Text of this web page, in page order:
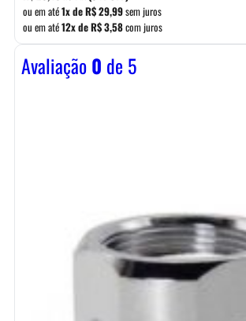
ou em até1x deR$29,99sem juros
ou em até12x deR$3,58com juros
Avaliação0 de 5